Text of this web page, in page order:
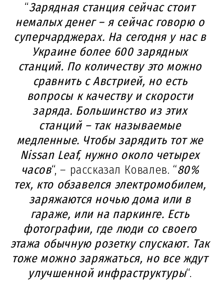
“Зарядная станция сейчас стоит
немалых денег – я сейчас говорю о
суперчарджерах. На сегодня у нас в
Украине более 600 зарядных
станций. По количеству это можно
сравнить с Австрией, но есть
вопросы к качеству и скорости
заряда. Большинство из этих
станций – так называемые
медленные. Чтобы зарядить тот же
Nissan Leaf, нужно около четырех
часов“, – рассказал Ковалев. “80%
тех, кто обзавелся электромобилем,
заряжаются ночью дома или в
гараже, или на паркинге. Есть
фотографии, где люди со своего
этажа обычную розетку спускают. Так
тоже можно заряжаться, но все ждут
улучшенной инфраструктуры“.